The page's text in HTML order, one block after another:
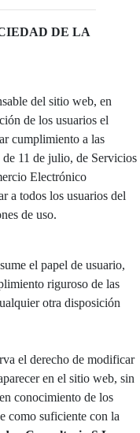
DE LA
del sitio web, en
de los usuarios el
cumplimiento a las
11 de julio, de Servicios
Electrónico
a todos los usuarios del
de uso.
el papel de usuario,
riguroso de las
otra disposición
el derecho de modificar
en el sitio web, sin
conocimiento de los
como suficiente con la